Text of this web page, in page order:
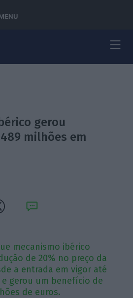
gerou
milhões em
mecanismo ibérico
de 20% no preço da
a entrada em vigor até
e gerou um benefício de
de euros.